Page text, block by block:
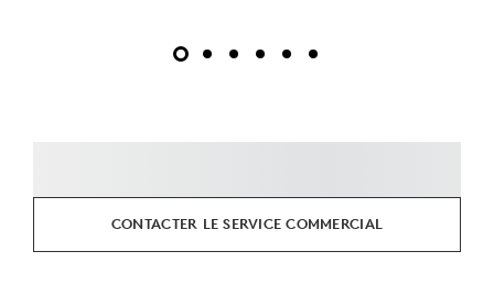
CONTACTER LE SERVICE COMMERCIAL